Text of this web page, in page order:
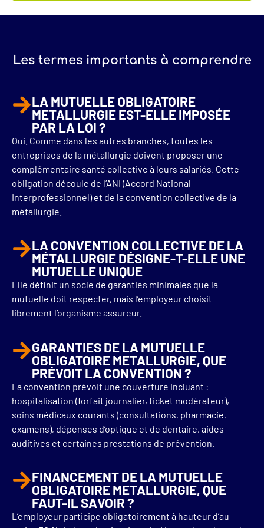
Les termes importants à comprendre
LA MUTUELLE OBLIGATOIRE
METALLURGIE EST-ELLE IMPOSÉE
PAR LA LOI ?
Oui. Comme dans les autres branches, toutes les
entreprises de la métallurgie doivent proposer une
complémentaire santé collective à leurs salariés. Cette
obligation découle de l’ANI (Accord National
Interprofessionnel) et de la convention collective de la
métallurgie.
LA CONVENTION COLLECTIVE DE LA
MÉTALLURGIE DÉSIGNE-T-ELLE UNE
MUTUELLE UNIQUE
Elle définit un socle de garanties minimales que la
mutuelle doit respecter, mais l’employeur choisit
librement l’organisme assureur.
GARANTIES DE LA MUTUELLE
OBLIGATOIRE METALLURGIE, QUE
PRÉVOIT LA CONVENTION ?
La convention prévoit une couverture incluant :
hospitalisation (forfait journalier, ticket modérateur),
soins médicaux courants (consultations, pharmacie,
examens), dépenses d’optique et de dentaire, aides
auditives et certaines prestations de prévention.
FINANCEMENT DE LA MUTUELLE
OBLIGATOIRE METALLURGIE, QUE
FAUT-IL SAVOIR ?
L’employeur participe obligatoirement à hauteur d’au